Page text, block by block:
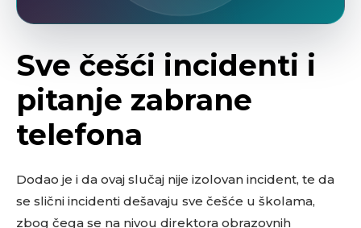
Sve češći incidenti i
pitanje zabrane
telefona
Dodao je i da ovaj slučaj nije izolovan incident, te da
se slični incidenti dešavaju sve češće u školama,
zbog čega se na nivou direktora obrazovnih